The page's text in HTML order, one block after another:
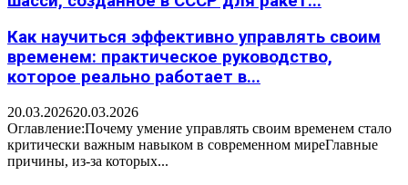
Как научиться эффективно управлять своим
временем: практическое руководство,
которое реально работает в...
20.03.202620.03.2026
Оглавление:Почему умение управлять своим временем стало
критически важным навыком в современном миреГлавные
причины, из-за которых...